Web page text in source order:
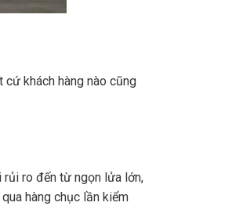
khách hàng nào cũng
ro đến từ ngọn lửa lớn,
hàng chục lần kiểm